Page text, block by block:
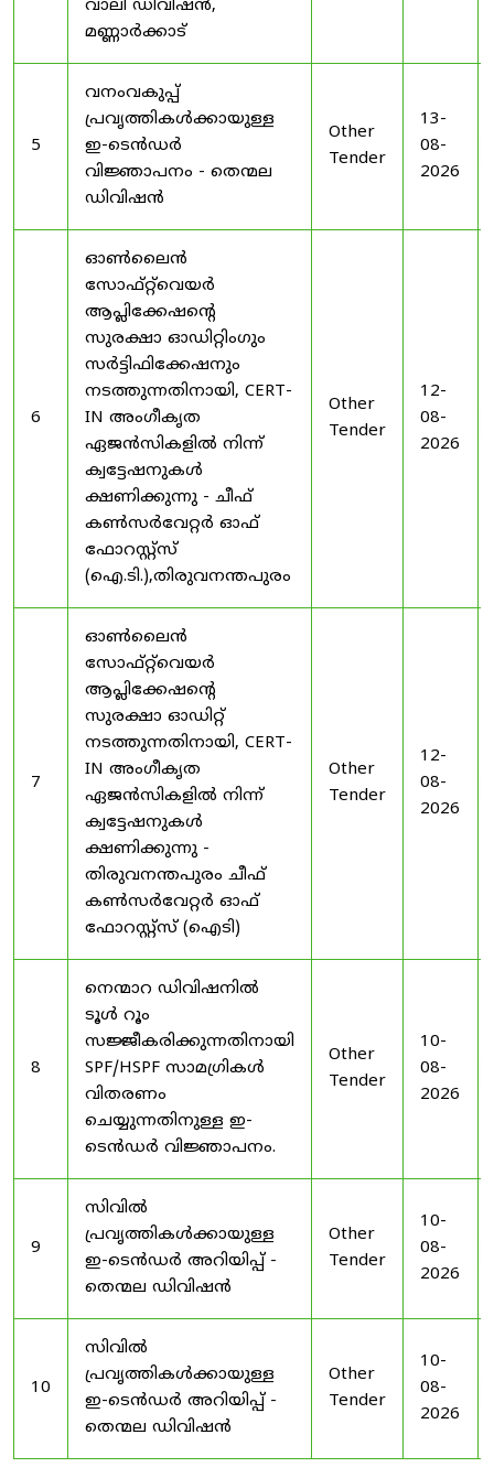
വാലി ഡിവിഷൻ,
മണ്ണാർക്കാട്
5
വനംവകുപ്പ്
പ്രവൃത്തികൾക്കായുള്ള
ഇ-ടെൻഡർ
വിജ്ഞാപനം - തെന്മല
ഡിവിഷൻ
Other
Tender
13-
08-
2026
6
ഓൺലൈൻ
സോഫ്റ്റ്‌വെയർ
ആപ്ലിക്കേഷന്റെ
സുരക്ഷാ ഓഡിറ്റിംഗും
സർട്ടിഫിക്കേഷനും
നടത്തുന്നതിനായി, CERT-
IN അംഗീകൃത
ഏജൻസികളിൽ നിന്ന്
ക്വട്ടേഷനുകൾ
ക്ഷണിക്കുന്നു - ചീഫ്
കൺസർവേറ്റർ ഓഫ്
ഫോറസ്റ്റ്സ്
(ഐ.ടി.),തിരുവനന്തപുരം
Other
Tender
12-
08-
2026
7
ഓൺലൈൻ
സോഫ്റ്റ്‌വെയർ
ആപ്ലിക്കേഷന്റെ
സുരക്ഷാ ഓഡിറ്റ്
നടത്തുന്നതിനായി, CERT-
IN അംഗീകൃത
ഏജൻസികളിൽ നിന്ന്
ക്വട്ടേഷനുകൾ
ക്ഷണിക്കുന്നു -
തിരുവനന്തപുരം ചീഫ്
കൺസർവേറ്റർ ഓഫ്
ഫോറസ്റ്റ്സ് (ഐടി)
Other
Tender
12-
08-
2026
8
നെന്മാറ ഡിവിഷനിൽ
ടൂൾ റൂം
സജ്ജീകരിക്കുന്നതിനായി
SPF/HSPF സാമഗ്രികൾ
വിതരണം
ചെയ്യുന്നതിനുള്ള ഇ-
ടെൻഡർ വിജ്ഞാപനം.
Other
Tender
10-
08-
2026
9
സിവിൽ
പ്രവൃത്തികൾക്കായുള്ള
ഇ-ടെൻഡർ അറിയിപ്പ് -
തെന്മല ഡിവിഷൻ
Other
Tender
10-
08-
2026
10
സിവിൽ
പ്രവൃത്തികൾക്കായുള്ള
ഇ-ടെൻഡർ അറിയിപ്പ് -
തെന്മല ഡിവിഷൻ
Other
Tender
10-
08-
2026